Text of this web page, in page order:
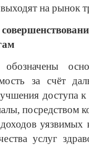
на рынок
за счёт
доступа
посредством
уязвимых
услуг